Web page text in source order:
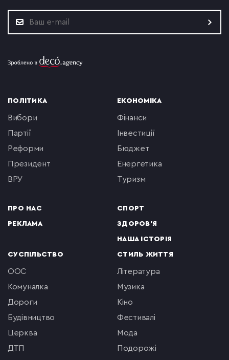
ПОЛІТИКА
вибори
партії
реформи
президент
ВРУ
ПРО НАС
РЕКЛАМА
ЕКОНОМІКА
фінанси
інвестиції
бюджет
енергетика
туризм
СПОРТ
ЗДОРОВ'Я
НАША ІСТОРІЯ
СУСПІЛЬСТВО
ООС
комуналка
Дороги
будівництво
церква
ДТП
СТИЛЬ ЖИТТЯ
література
музика
кіно
фестивалі
мода
подорожі